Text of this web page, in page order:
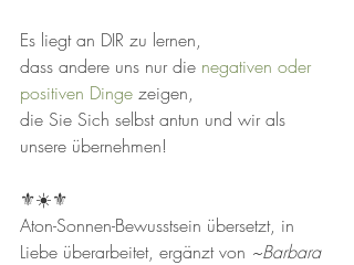
Es liegt an DIR zu lernen,
dass andere uns nur die negativen oder
positiven Dinge zeigen,
die Sie Sich selbst antun und wir als
unsere übernehmen!
⚜️☀️⚜️
Aton-Sonnen-Bewusstsein übersetzt, in
Liebe überarbeitet, ergänzt von ~Barbara